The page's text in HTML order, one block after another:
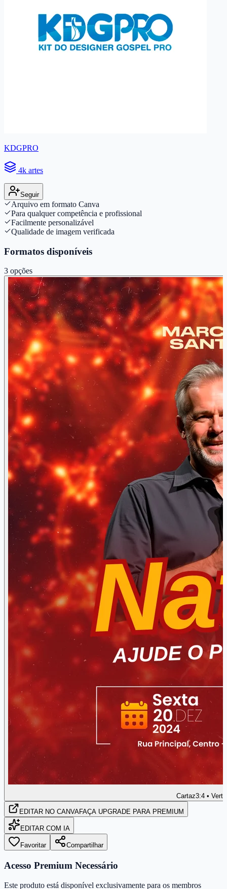
KDGPRO
4k artes
Seguir
Arquivo em formato Canva
Para qualquer competência e profissional
Facilmente personalizável
Qualidade de imagem verificada
Formatos disponíveis
3 opções
Cartaz3:4 •
EDITAR NO CANVAFAÇA UPGRADE PARA PREMIUM
EDITAR COM IA
Favoritar Compartilhar
Acesso Premium Necessário
Este produto está disponível exclusivamente para os membros